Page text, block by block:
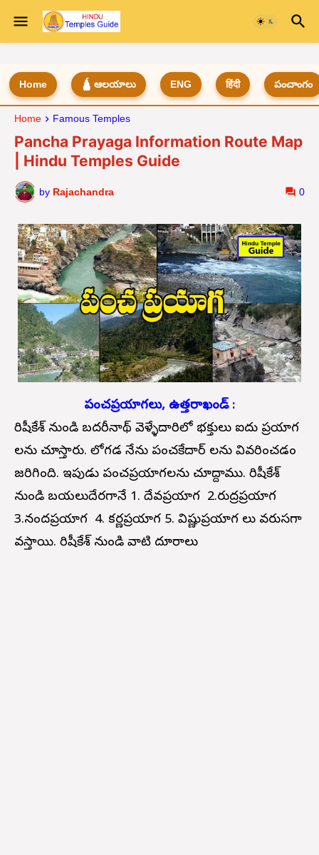
Home 🛕 ఆలయాలు ENG हिंदी పంచాంగం
Home Famous Temples
Pancha Prayaga Information Route Map
| Hindu Temples Guide
by Rajachandra 0
పంచప్రయాగలు, ఉత్తరాఖండ్ :
రిషీకేశ్ నుండి బదరీనాథ్ వెళ్ళేదారిలో భక్తులు ఐదు ప్రయాగ
లను చూస్తారు. లోగడ నేను పంచకేదార్ లను వివరించడం
జరిగింది. ఇపుడు పంచప్రయాగలను చూద్దాము. రిషీకేశ్
నుండి బయలుదేరగానే 1. దేవప్రయాగ 2.రుద్రప్రయాగ
3.నందప్రయాగ 4. కర్ణప్రయాగ 5. విష్ణుప్రయాగ లు వరుసగా
వస్తాయి. రిషీకేశ్ నుండి వాటి దూరాలు